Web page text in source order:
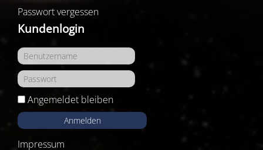
Passwort vergessen
Kundenlogin
Angemeldet bleiben
Anmelden
Impressum